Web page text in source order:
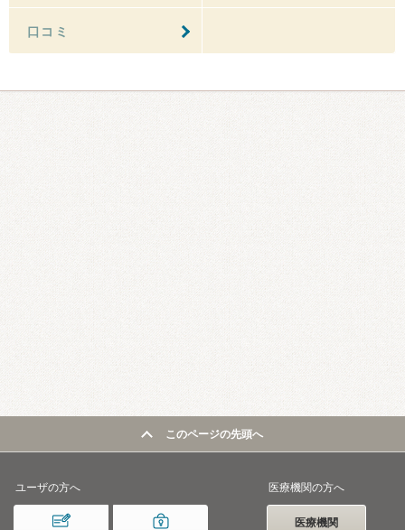
口コミ
このページの先頭へ
ユーザの方へ 医療機関の方へ
医療機関